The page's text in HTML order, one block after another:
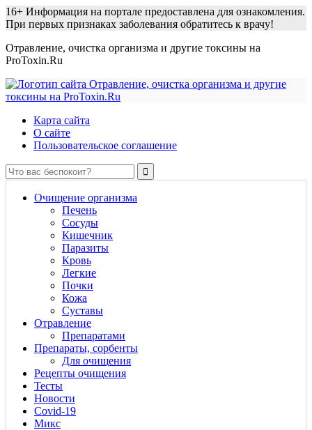
16+ Информация на портале предоставлена для ознакомления.
При первых признаках заболевания обратитесь к врачу!
Отравление, очистка организма и другие токсины на
ProToxin.Ru
Карта сайта
О сайте
Пользовательское соглашение
Очищение организма
Печень
Сосуды
Кишечник
Паразиты
Кровь
Легкие
Почки
Кожа
Суставы
Отравление
Препаратами
Препараты, сорбенты
Для очищения
Рецепты очищения
Тесты
Новости
Covid-19
Микс